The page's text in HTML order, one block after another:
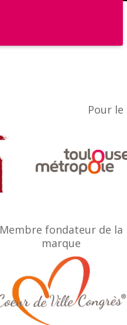
Pour
Membre fondateur de la
marque